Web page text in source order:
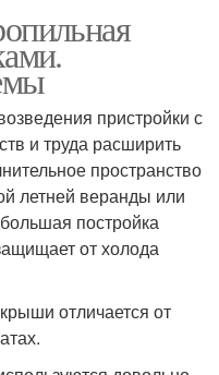
пристройки с
и труда расширить
пространство
летней веранды или
постройка
от холода
отличается от